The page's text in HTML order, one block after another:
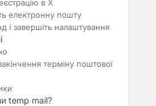
в X
електронну пошту
і завершіть налаштування
терміну поштової
temp mail?